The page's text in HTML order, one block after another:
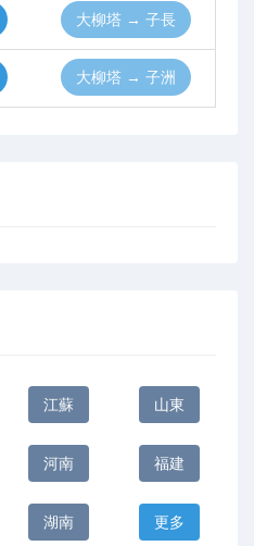
大柳塔 → 子長
大柳塔 → 子洲
江蘇 山東
河南 福建
湖南 更多